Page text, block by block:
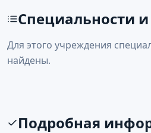
Специальности
Для этого учреждения
найдены.
Подробная